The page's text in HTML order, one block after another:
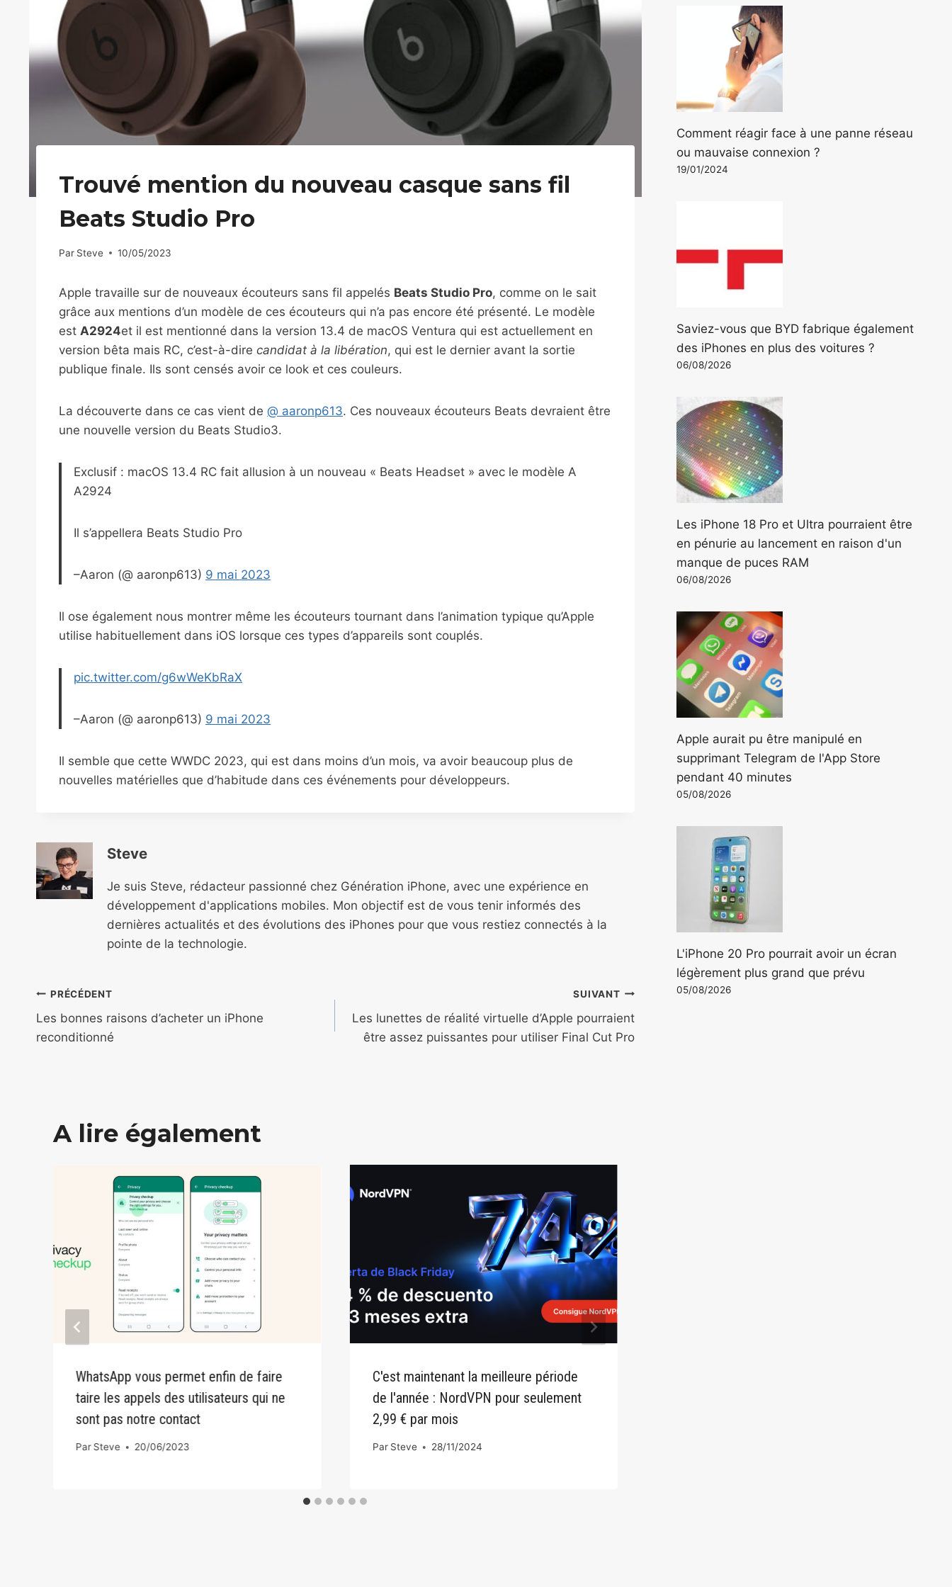
Trouvé mention du nouveau casque sans fil
Beats Studio Pro
Par Steve 10/05/2023
Apple travaille sur de nouveaux écouteurs sans fil appelés Beats Studio Pro, comme on le sait
grâce aux mentions d’un modèle de ces écouteurs qui n’a pas encore été présenté. Le modèle
est A2924et il est mentionné dans la version 13.4 de macOS Ventura qui est actuellement en
version bêta mais RC, c’est-à-dire candidat à la libération, qui est le dernier avant la sortie
publique finale. Ils sont censés avoir ce look et ces couleurs.
La découverte dans ce cas vient de @ aaronp613. Ces nouveaux écouteurs Beats devraient être
une nouvelle version du Beats Studio3.
Exclusif : macOS 13.4 RC fait allusion à un nouveau « Beats Headset » avec le modèle A
A2924
Il s’appellera Beats Studio Pro
–Aaron (@ aaronp613) 9 mai 2023
Il ose également nous montrer même les écouteurs tournant dans l’animation typique qu’Apple
utilise habituellement dans iOS lorsque ces types d’appareils sont couplés.
pic.twitter.com/g6wWeKbRaX
–Aaron (@ aaronp613) 9 mai 2023
Il semble que cette WWDC 2023, qui est dans moins d’un mois, va avoir beaucoup plus de
nouvelles matérielles que d’habitude dans ces événements pour développeurs.
Steve
Je suis Steve, rédacteur passionné chez Génération iPhone, avec une expérience en
développement d'applications mobiles. Mon objectif est de vous tenir informés des
dernières actualités et des évolutions des iPhones pour que vous restiez connectés à la
pointe de la technologie.
Navigation
de
PRÉCÉDENT
Les bonnes raisons d’acheter un iPhone
reconditionné
SUIVANT
Les lunettes de réalité virtuelle d’Apple pourraient
être assez puissantes pour utiliser Final Cut Pro
A lire également
WhatsApp vous permet enfin de faire
taire les appels des utilisateurs qui ne
sont pas notre contact
ParSteve 20/06/2023
C'est maintenant la meilleure période
de l'année : NordVPN pour seulement
2,99 € par mois
Par Steve 28/11/2024
Comment réagir face à une panne réseau
ou mauvaise connexion ?
19/01/2024
Saviez-vous que BYD fabrique également
des iPhones en plus des voitures ?
06/08/2026
Les iPhone 18 Pro et Ultra pourraient être
en pénurie au lancement en raison d'un
manque de puces RAM
06/08/2026
Apple aurait pu être manipulé en
supprimant Telegram de l'App Store
pendant 40 minutes
05/08/2026
L'iPhone 20 Pro pourrait avoir un écran
légèrement plus grand que prévu
05/08/2026